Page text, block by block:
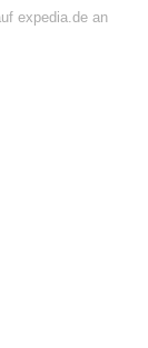
expedia.de an